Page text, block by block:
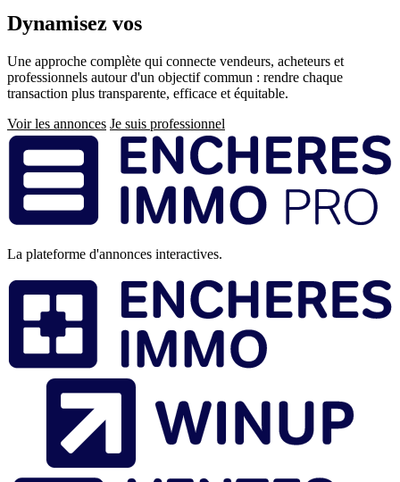
Dynamisez vos
Une approche complète qui connecte vendeurs, acheteurs et
professionnels autour d'un objectif commun : rendre chaque
transaction plus transparente, efficace et équitable.
Voir les annonces Je suis professionnel
Pied
de
page
La plateforme d'annonces interactives.